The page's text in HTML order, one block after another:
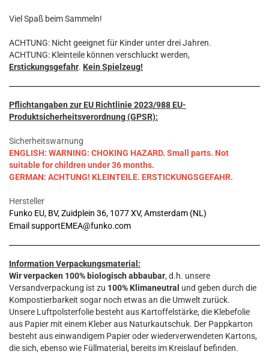
Viel Spaß beim Sammeln!
ACHTUNG: Nicht geeignet für Kinder unter drei Jahren.
ACHTUNG: Kleinteile können verschluckt werden,
Erstickungsgefahr. Kein Spielzeug!
Pflichtangaben zur EU Richtlinie 2023/988 EU-
Produktsicherheitsverordnung (GPSR):
Sicherheitswarnung
ENGLISH: WARNING: CHOKING HAZARD. Small parts. Not
suitable for children under 36 months.
GERMAN: ACHTUNG! KLEINTEILE. ERSTICKUNGSGEFAHR.
Hersteller
Funko EU, BV, Zuidplein 36, 1077 XV, Amsterdam (NL)
Email supportEMEA@funko.com
Information Verpackungsmaterial:
Wir verpacken 100% biologisch abbaubar, d.h. unsere
Versandverpackung ist zu 100% Klimaneutral und geben durch die
Kompostierbarkeit sogar noch etwas an die Umwelt zurück.
Unsere Luftpolsterfolie besteht aus Kartoffelstärke, die Klebefolie
aus Papier mit einem Kleber aus Naturkautschuk. Der Pappkarton
besteht aus einwandigem Papier oder wiederverwendeten Kartons,
die sich, ebenso wie Füllmaterial, bereits im Kreislauf befinden.